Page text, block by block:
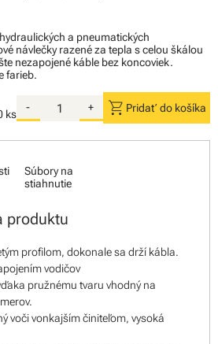
a pneumatických
návlečky razené za tepla s celou škálou
nezapojené káble bez koncoviek.
farieb.
ks
- + shopping_cart Pridať do košíka
Súbory na
stiahnutie
produktu
profilom, dokonale sa drží kábla.
vodičov
pružnému tvaru vhodný na
voči vonkajším činiteľom, vysoká